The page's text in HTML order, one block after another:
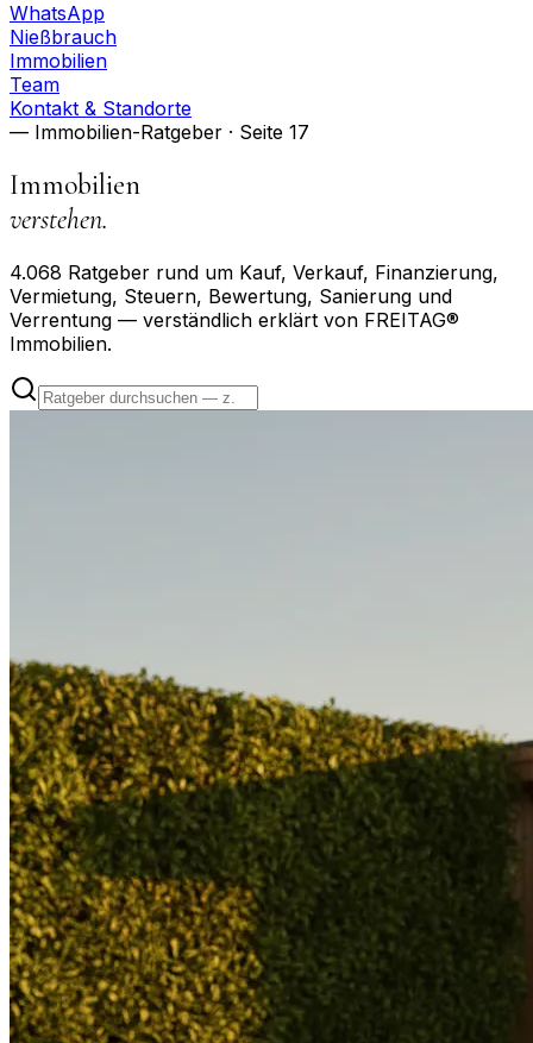
WhatsApp
Nießbrauch
Immobilien
Team
Kontakt & Standorte
— Immobilien-Ratgeber · Seite 17
Immobilien
verstehen.
4.068 Ratgeber rund um Kauf, Verkauf, Finanzierung,
Vermietung, Steuern, Bewertung, Sanierung und
Verrentung — verständlich erklärt von FREITAG®
Immobilien.